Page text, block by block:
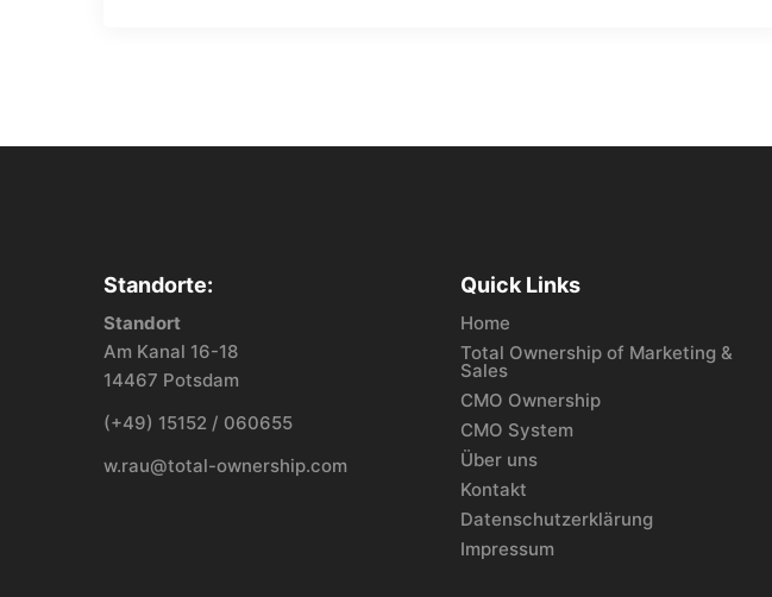
Standorte:
Standort
Am Kanal 16-18
14467 Potsdam
(+49) 15152 / 060655
w.rau@total-ownership.com
Quick Links
Home
Total Ownership of Marketing &
Sales
CMO Ownership
CMO System
Über uns
Kontakt
Datenschutzerklärung
Impressum